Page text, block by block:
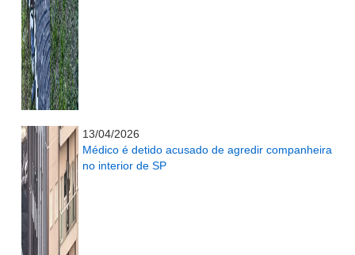
13/04/2026
Médico é detido acusado de agredir companheira
no interior de SP